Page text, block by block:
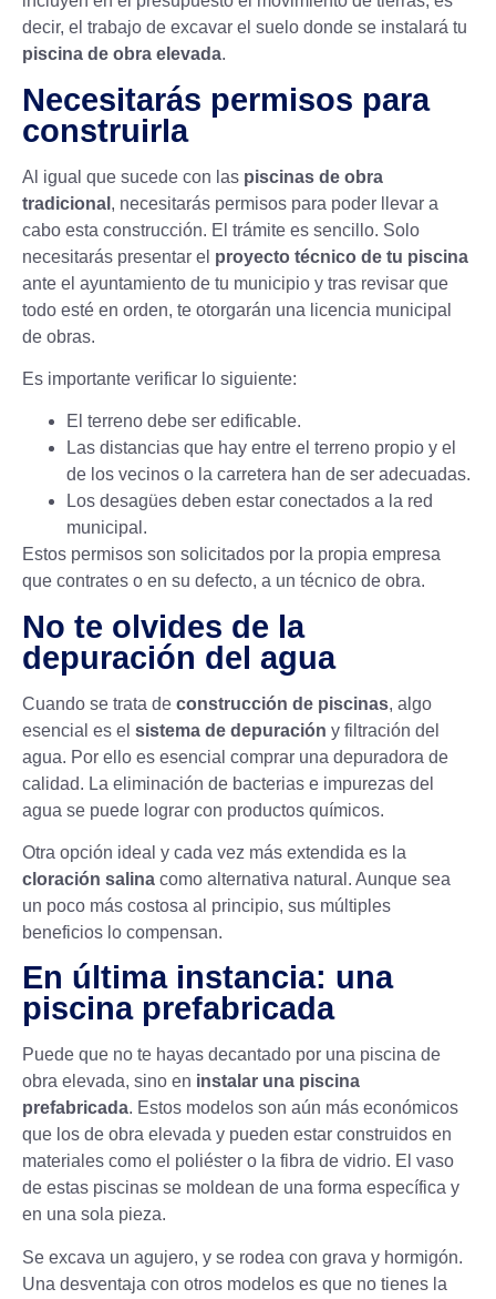
decir, el trabajo de excavar el suelo donde se instalará tu
piscina de obra elevada.
Necesitarás permisos para
construirla
Al igual que sucede con las piscinas de obra
tradicional , necesitarás permisos para poder llevar a
cabo esta construcción. El trámite es sencillo. Solo
necesitarás presentar el proyecto técnico de tu piscina
ante el ayuntamiento de tu municipio y tras revisar que
todo esté en orden, te otorgarán una licencia municipal
de obras.
Es importante verificar lo siguiente:
El terreno debe ser edificable.
Las distancias que hay entre el terreno propio y el
de los vecinos o la carretera han de ser adecuadas.
Los desagües deben estar conectados a la red
municipal.
Estos permisos son solicitados por la propia empresa
que contrates o en su defecto, a un técnico de obra.
No te olvides de la
depuración del agua
Cuando se trata de construcción de piscinas, algo
esencial es el sistema de depuración y filtración del
agua. Por ello es esencial comprar una depuradora de
calidad. La eliminación de bacterias e impurezas del
agua se puede lograr con productos químicos.
Otra opción ideal y cada vez más extendida es la
cloración salina como alternativa natural. Aunque sea
un poco más costosa al principio, sus múltiples
beneficios lo compensan.
En última instancia: una
piscina prefabricada
Puede que no te hayas decantado por una piscina de
obra elevada, sino en instalar una piscina
prefabricada. Estos modelos son aún más económicos
que los de obra elevada y pueden estar construidos en
materiales como el poliéster o la fibra de vidrio. El vaso
de estas piscinas se moldean de una forma específica y
en una sola pieza.
Se excava un agujero, y se rodea con grava y hormigón.
Una desventaja con otros modelos es que no tienes la